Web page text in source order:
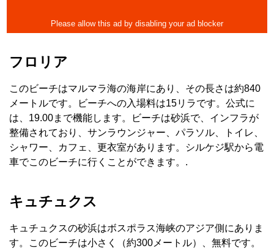
フロリア
このビーチはマルマラ海の海岸にあり、その長さは約840
メートルです。ビーチへの入場料は15リラです。公式に
は、19.00まで機能します。ビーチは砂浜で、インフラが
整備されており、サンラウンジャー、パラソル、トイレ、
シャワー、カフェ、更衣室があります。シルケジ駅から電
車でこのビーチに行くことができます。.
キュチュクス
キュチュクスの砂浜はボスポラス海峡のアジア側にありま
す。このビーチは小さく（約300メートル）、無料です。